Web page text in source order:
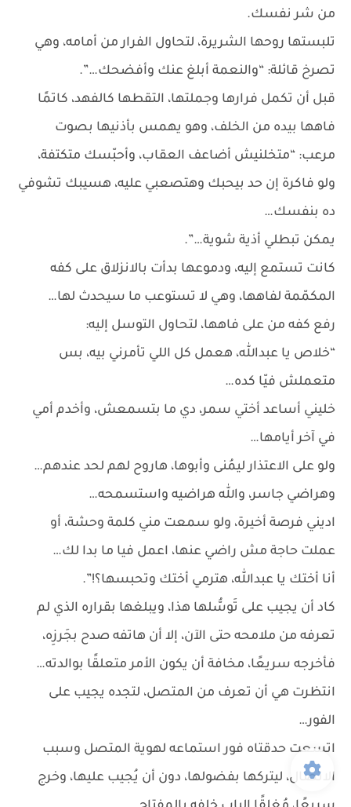
من شر نفسك.
تلبستها روحها الشريرة، لتحاول الفرار من أمامه، وهي
تصرخ قائلة: “والنعمة أبلغ عنك وأفضحك…”.
قبل أن تكمل فرارها وجملتها، التقطها كالفهد، كاتمًا
فاهها بيده من الخلف، وهو يهمس بأذنيها بصوت
مرعب: “متخلنيش أضاعف العقاب، وأحبّسك متكتفة،
ولو فاكرة إن حد بيحبك وهتصعبي عليه، هسيبك تشوفي
ده بنفسك…
يمكن تبطلي أذية شوية…”.
كانت تستمع إليه، ودموعها بدأت بالانزلاق على كفه
المكمّمة لفاهها، وهي لا تستوعب ما سيحدث لها…
رفع كفه من على فاهها، لتحاول التوسل إليه:
“خلاص يا عبدالله، هعمل كل اللي تأمرني بيه، بس
متعملش فيّا كده…
خليني أساعد أختي سمر، دي ما بتسمعش، وأخدم أمي
في آخر أيامها…
ولو على الاعتذار ليمُنى وأبوها، هاروح لهم لحد عندهم…
وهراضي جاسر، والله هراضيه واستسمحه…
اديني فرصة أخيرة، ولو سمعت مني كلمة وحشة، أو
عملت حاجة مش راضي عنها، اعمل فيا ما بدا لك…
أنا أختك يا عبدالله، هترمي أختك وتحبسها؟!”.
كاد أن يجيب على تَوسُّلها هذا، ويبلغها بقراره الذي لم
تعرفه من ملامحه حتى الآن، إلا أن هاتفه صدح بجَرزِه،
فأخرجه سريعًا، مخافة أن يكون الأمر متعلقًا بوالدته…
انتظرت هي أن تعرف من المتصل، لتجده يجيب على
الفور…
اتسعت حدقتاه فور استماعه لهوية المتصل وسبب
الاتصال، ليتركها بفضولها، دون أن يُجيب عليها، وخرج